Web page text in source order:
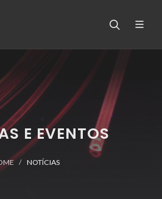
E EVENTOS
NOTÍCIAS